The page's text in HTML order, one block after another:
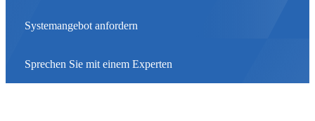
Systemangebot anfordern
Sprechen Sie mit einem Experten